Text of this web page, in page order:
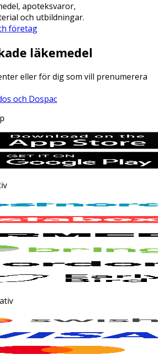
apoteksvaror,
och utbildningar.
företag
läkemedel
eller för dig som vill prenumerera
och Dospac